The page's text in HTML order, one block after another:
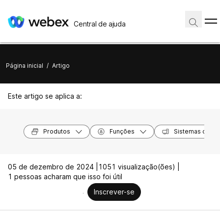
Central de ajuda
Página inicial / Artigo
Este artigo se aplica a:
Produtos Funções Sistemas
05 de dezembro de 2024 |
1051 visualização(ões) |
1 pessoas acharam que isso foi útil
Inscrever-se